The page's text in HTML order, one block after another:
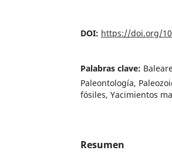
DOI: https://doi.org/
Palabras clave:
Paleontología,
fósiles, Yacimientos
Resumen